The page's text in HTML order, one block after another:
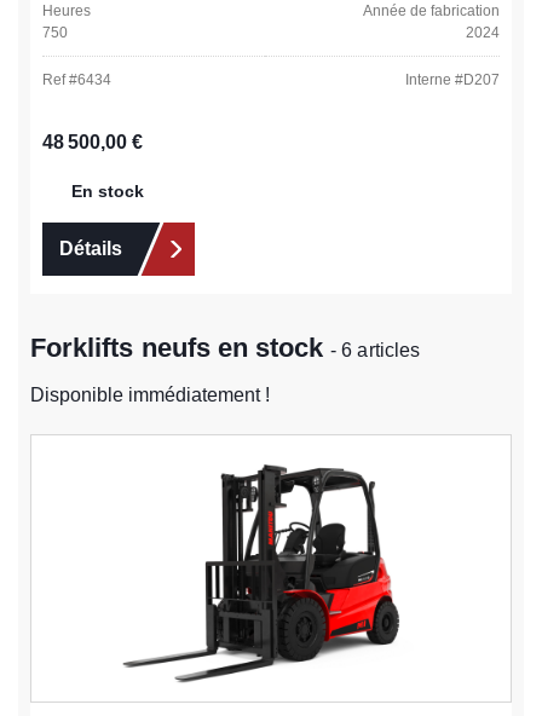
Heures
750
Année de fabrication
2024
Ref #6434 Interne #D207
Prix régulier :
48 500,00 €
En stock
Détails
Forklifts neufs en stock- 6 articles
Disponible immédiatement !